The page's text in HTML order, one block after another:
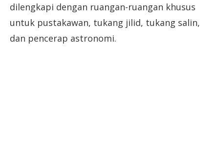
dilengkapi dengan ruangan-ruangan khusus
untuk pustakawan, tukang jilid, tukang salin,
dan pencerap astronomi.